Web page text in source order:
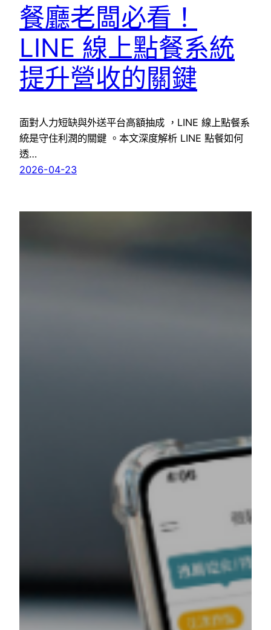
餐廳老闆必看！
LINE 線上點餐系統
提升營收的關鍵
面對人力短缺與外送平台高額抽成 ，LINE 線上點餐系
統是守住利潤的關鍵 。本文深度解析 LINE 點餐如何
透…
2026-04-23